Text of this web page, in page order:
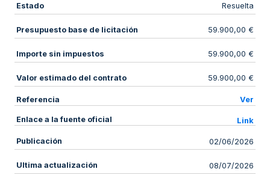
Estado Resuelta
Presupuesto base de licitación 59.900,00 €
Importe sin impuestos 59.900,00 €
Valor estimado del contrato 59.900,00 €
Referencia Ver
Enlace a la fuente oficial Link
Publicación 02/06/2026
Ultima actualización 08/07/2026